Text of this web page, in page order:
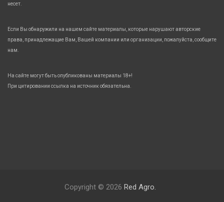
несет.
Если Вы обнаружили на нашем сайте материалы, которые нарушают авторские
права, принадлежащие Вам, Вашей компании или организации, пожалуйста, сообщите
нам.
На сайте могут быть опубликованы материалы 18+!
При цитировании ссылка на источник обязательна.
Copyright © 2026 Red Agro.